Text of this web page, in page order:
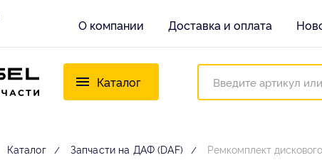
О компании Доставка и оплата
Каталог
Каталог Запчасти на ДАФ (DAF) Ремкомплект